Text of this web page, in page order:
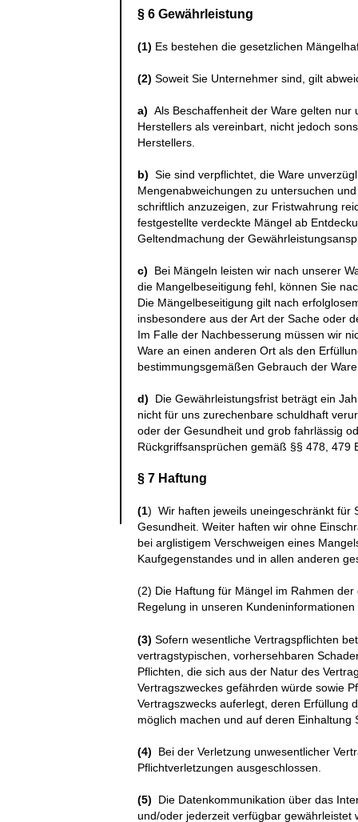
§ 6 Gewährleistung
(1) Es bestehen die gesetzlichen
(2) Soweit Sie Unternehmer sind, gilt
a) Als Beschaffenheit der Ware gelten
Herstellers als vereinbart, nicht jedoch
Herstellers.
b) Sie sind verpflichtet, die Ware
Mengenabweichungen zu untersuchen
schriftlich anzuzeigen, zur Fristwahrung
festgestellte verdeckte Mängel ab
Geltendmachung der
c) Bei Mängeln leisten wir nach unserer
die Mangelbeseitigung fehl, können Sie
Die Mängelbeseitigung gilt nach
insbesondere aus der Art der Sache oder
Im Falle der Nachbesserung müssen wir
Ware an einen anderen Ort als den
bestimmungsgemäßen Gebrauch der
d) Die Gewährleistungsfrist beträgt ein
nicht für uns zurechenbare schuldhaft
oder der Gesundheit und grob fahrlässig
Rückgriffsansprüchen gemäß §§ 478, 479
§ 7 Haftung
(1) Wir haften jeweils uneingeschränkt für
Gesundheit. Weiter haften wir ohne
bei arglistigem Verschweigen eines
Kaufgegenstandes und in allen anderen
(2) Die Haftung für Mängel im Rahmen
Regelung in unseren Kundeninformationen
(3) Sofern wesentliche Vertragspflichten
vertragstypischen, vorhersehbaren
Pflichten, die sich aus der Natur des
Vertragszweckes gefährden würde sowie
Vertragszwecks auferlegt, deren Erfüllung
möglich machen und auf deren
(4) Bei der Verletzung unwesentlicher
Pflichtverletzungen ausgeschlossen.
(5)
Die Datenkommunikation über das
und/oder jederzeit verfügbar